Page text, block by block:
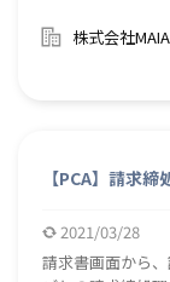
作成・出力の手
の経営状況の把握
株式会社MAIA
【PCA】請求
2021/03/28
請求書画面から、